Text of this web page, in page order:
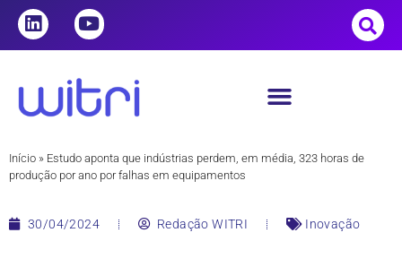
Início » Estudo aponta que indústrias perdem, em média, 323 horas de
produção por ano por falhas em equipamentos
30/04/2024 Redação WITRI Inovação